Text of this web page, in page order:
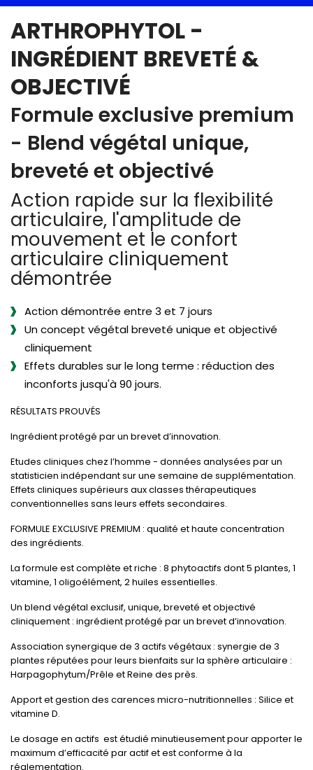
ARTHROPHYTOL -
INGRÉDIENT BREVETÉ &
OBJECTIVÉ
Formule exclusive premium
- Blend végétal unique,
breveté et objectivé
Action rapide sur la flexibilité
articulaire, l'amplitude de
mouvement et le confort
articulaire cliniquement
démontrée
Action démontrée entre 3 et 7 jours
Un concept végétal breveté unique et objectivé
cliniquement
Effets durables sur le long terme : réduction des
inconforts jusqu'à 90 jours.
RÉSULTATS PROUVÉS
Ingrédient protégé par un brevet d’innovation.
Etudes cliniques chez l’homme - données analysées par un
statisticien indépendant sur une semaine de supplémentation.
Effets cliniques supérieurs aux classes thérapeutiques
conventionnelles sans leurs effets secondaires.
FORMULE EXCLUSIVE PREMIUM : qualité et haute concentration
des ingrédients.
La formule est complète et riche : 8 phytoactifs dont 5 plantes, 1
vitamine, 1 oligoélément, 2 huiles essentielles.
Un blend végétal exclusif, unique, breveté et objectivé
cliniquement : ingrédient protégé par un brevet d’innovation.
Association synergique de 3 actifs végétaux : synergie de 3
plantes réputées pour leurs bienfaits sur la sphère articulaire :
Harpagophytum/Prêle et Reine des près.
Apport et gestion des carences micro-nutritionnelles : Silice et
vitamine D.
Le dosage en actifs est étudié minutieusement pour apporter le
maximum d’efficacité par actif et est conforme à la
réglementation.